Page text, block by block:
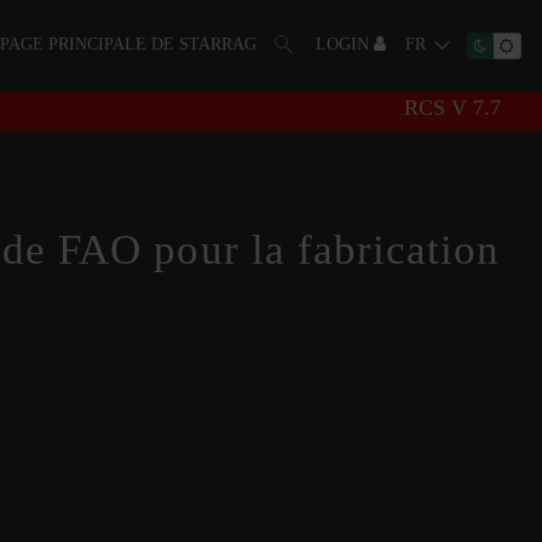
LOGIN FR
PAGE PRINCIPALE DE STARRAG
RCS V 7.7
FAO pour la fabrication